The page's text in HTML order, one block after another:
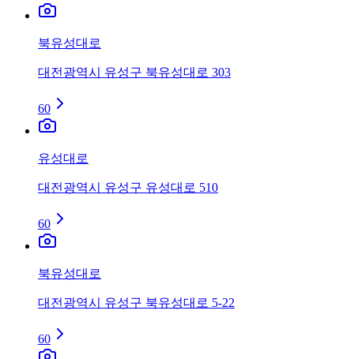
북유성대로
대전광역시 유성구 북유성대로 303
60
유성대로
대전광역시 유성구 유성대로 510
60
북유성대로
대전광역시 유성구 북유성대로 5-22
60